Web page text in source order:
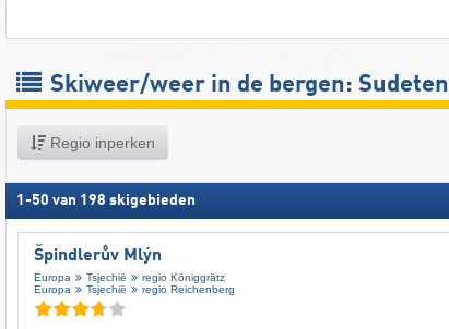
Skiweer/weer in de bergen: Sudeten
Regio inperken
1 -50 van 198 skigebieden
Špindlerův Mlýn
Europa Tsjechië
regio Königgrätz
Europa
Tsjechië regio Reichenberg